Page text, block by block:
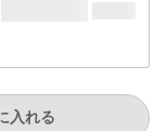
入れる